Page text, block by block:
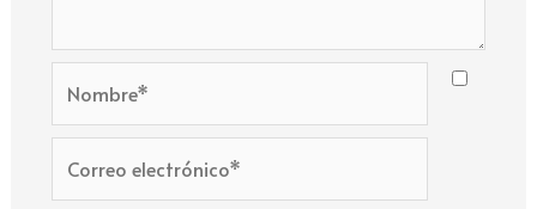
electrónico*